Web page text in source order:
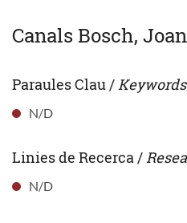
Canals Bosch,
Paraules Clau / Keywords
N/D
Linies de Recerca /
N/D